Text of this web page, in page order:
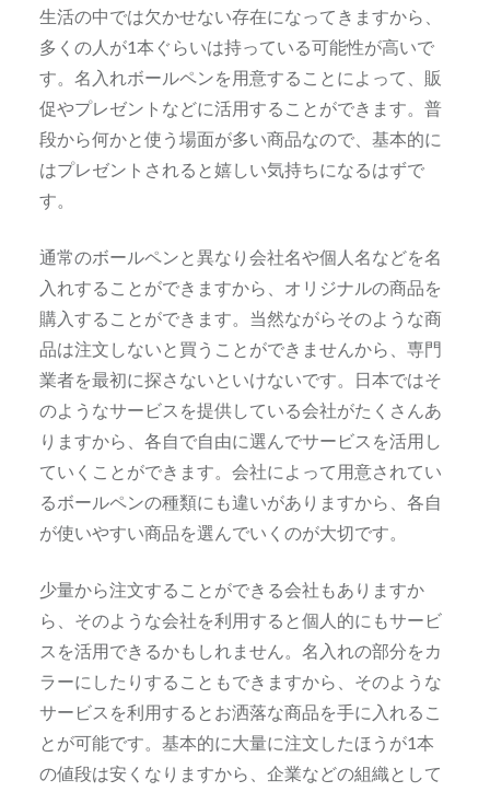
生活の中では欠かせない存在になってきますから、
多くの人が1本ぐらいは持っている可能性が高いで
す。名入れボールペンを用意することによって、販
促やプレゼントなどに活用することができます。普
段から何かと使う場面が多い商品なので、基本的に
はプレゼントされると嬉しい気持ちになるはずで
す。
通常のボールペンと異なり会社名や個人名などを名
入れすることができますから、オリジナルの商品を
購入することができます。当然ながらそのような商
品は注文しないと買うことができませんから、専門
業者を最初に探さないといけないです。日本ではそ
のようなサービスを提供している会社がたくさんあ
りますから、各自で自由に選んでサービスを活用し
ていくことができます。会社によって用意されてい
るボールペンの種類にも違いがありますから、各自
が使いやすい商品を選んでいくのが大切です。
少量から注文することができる会社もありますか
ら、そのような会社を利用すると個人的にもサービ
スを活用できるかもしれません。名入れの部分をカ
ラーにしたりすることもできますから、そのような
サービスを利用するとお洒落な商品を手に入れるこ
とが可能です。基本的に大量に注文したほうが1本
の値段は安くなりますから、企業などの組織として